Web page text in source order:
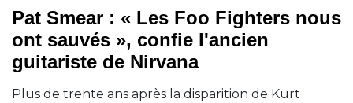
Pat Smear : « Les Foo Fighters nous
ont sauvés », confie l'ancien
guitariste de Nirvana
Plus de trente ans après la disparition de Kurt